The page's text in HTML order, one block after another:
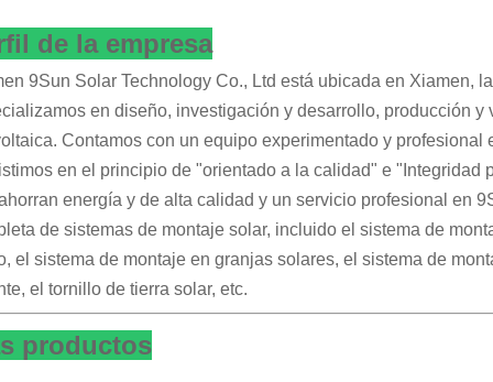
de la empresa
9Sun Solar Technology Co., Ltd está ubicada en Xiamen,
en diseño, investigación y desarrollo, producción
Contamos con un equipo experimentado y
en el principio de "orientado a la calidad" e
energía y de alta calidad y un servicio profesional en
de sistemas de montaje solar, incluido el sistema de
el sistema de montaje en granjas solares, el sistema de
el tornillo de tierra solar, etc.
productos